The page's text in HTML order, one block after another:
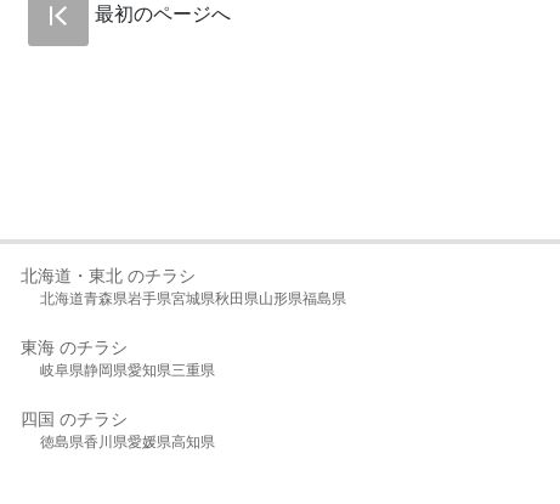
最初のページへ
北海道・東北 のチラシ
北海道青森県岩手県宮城県秋田県山形県福島県
東海 のチラシ
岐阜県静岡県愛知県三重県
四国 のチラシ
徳島県香川県愛媛県高知県